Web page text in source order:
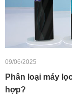
09/06/2025
Phân loại máy
hợp?